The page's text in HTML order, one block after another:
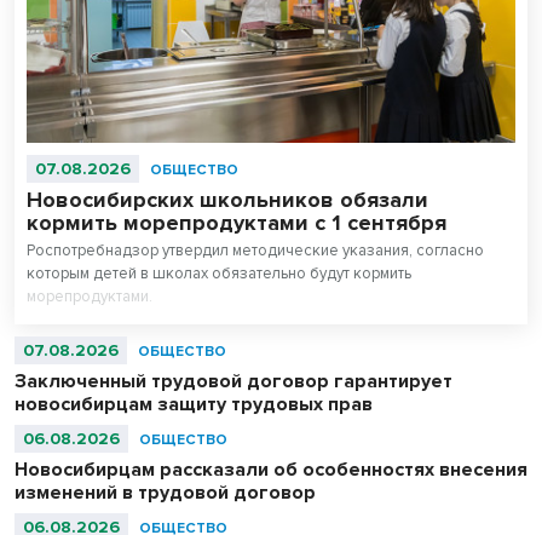
07.08.2026 ОБЩЕСТВО
Новосибирских школьников обязали
кормить морепродуктами с 1 сентября
Роспотребнадзор утвердил методические указания, согласно
которым детей в школах обязательно будут кормить
морепродуктами.
07.08.2026 ОБЩЕСТВО
Заключенный трудовой договор гарантирует
новосибирцам защиту трудовых прав
06.08.2026 ОБЩЕСТВО
Новосибирцам рассказали об особенностях внесения
изменений в трудовой договор
06.08.2026 ОБЩЕСТВО